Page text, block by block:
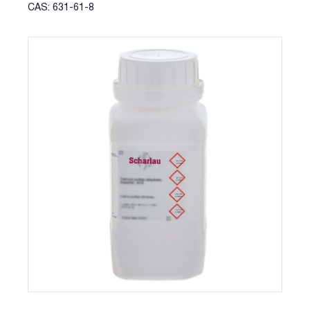
CAS: 631-61-8